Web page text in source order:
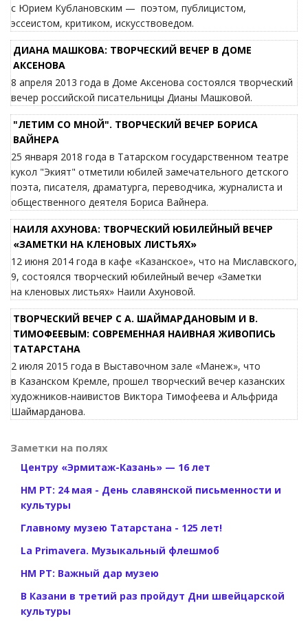
с Юрием Кублановским — поэтом, публицистом,
эссеистом, критиком, искусствоведом.
ДИАНА МАШКОВА: ТВОРЧЕСКИЙ ВЕЧЕР В ДОМЕ
АКСЕНОВА
8 апреля 2013 года в Доме Аксенова состоялся творческий
вечер российской писательницы Дианы Машковой.
"ЛЕТИМ СО МНОЙ". ТВОРЧЕСКИЙ ВЕЧЕР БОРИСА
ВАЙНЕРА
25 января 2018 года в Татарском государственном театре
кукол "Экият" отметили юбилей замечательного детского
поэта, писателя, драматурга, переводчика, журналиста и
общественного деятеля Бориса Вайнера.
НАИЛЯ АХУНОВА: ТВОРЧЕСКИЙ ЮБИЛЕЙНЫЙ ВЕЧЕР
«ЗАМЕТКИ НА КЛЕНОВЫХ ЛИСТЬЯХ»
12 июня 2014 года в кафе «Казанское», что на Миславского,
9, состоялся творческий юбилейный вечер «Заметки
на кленовых листьях» Наили Ахуновой.
ТВОРЧЕСКИЙ ВЕЧЕР С А. ШАЙМАРДАНОВЫМ И В.
ТИМОФЕЕВЫМ: СОВРЕМЕННАЯ НАИВНАЯ ЖИВОПИСЬ
ТАТАРСТАНА
2 июля 2015 года в Выставочном зале «Манеж», что
в Казанском Кремле, прошел творческий вечер казанских
художников-наивистов Виктора Тимофеева и Альфрида
Шаймарданова.
Заметки на полях
Центру «Эрмитаж-Казань» — 16 лет
НМ РТ: 24 мая - День славянской письменности и
культуры
Главному музею Татарстана - 125 лет!
La Primavera. Музыкальный флешмоб
НМ РТ: Важный дар музею
В Казани в третий раз пройдут Дни швейцарской
культуры